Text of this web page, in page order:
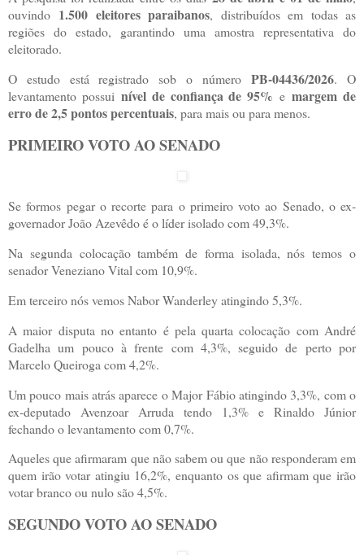
ouvindo 1.500 eleitores paraibanos, distribuídos em todas as
regiões do estado, garantindo uma amostra representativa do
eleitorado.
O estudo está registrado sob o númeroPB-04436/2026. O
levantamento possui nível de confiança de 95% emargem de
erro de 2,5 pontos percentuais, para mais ou para menos.
PRIMEIRO VOTO AO SENADO
Se formos pegar o recorte para o primeiro voto ao Senado, o ex-
governador João Azevêdo é o líder isolado com 49,3%.
Na segunda colocação também de forma isolada, nós temos o
senador Veneziano Vital com 10,9%.
Em terceiro nós vemos Nabor Wanderley atingindo 5,3%.
A maior disputa no entanto é pela quarta colocação com André
Gadelha um pouco à frente com 4,3%, seguido de perto por
Marcelo Queiroga com 4,2%.
Um pouco mais atrás aparece o Major Fábio atingindo 3,3%, com o
ex-deputado Avenzoar Arruda tendo 1,3% e Rinaldo Júnior
fechando o levantamento com 0,7%.
Aqueles que afirmaram que não sabem ou que não responderam em
quem irão votar atingiu 16,2%, enquanto os que afirmam que irão
votar branco ou nulo são 4,5%.
SEGUNDO VOTO AO SENADO